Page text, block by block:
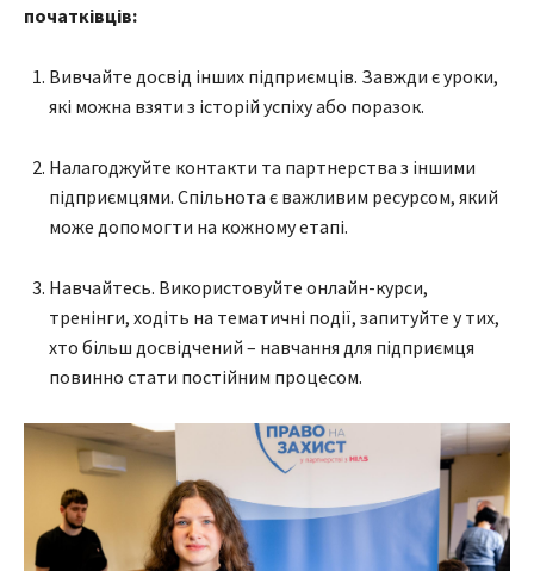
початківців:
Вивчайте досвід інших підприємців. Завжди є уроки,
які можна взяти з історій успіху або поразок.
Налагоджуйте контакти та партнерства з іншими
підприємцями. Спільнота є важливим ресурсом, який
може допомогти на кожному етапі.
Навчайтесь. Використовуйте онлайн-курси,
тренінги, ходіть на тематичні події, запитуйте у тих,
хто більш досвідчений – навчання для підприємця
повинно стати постійним процесом.